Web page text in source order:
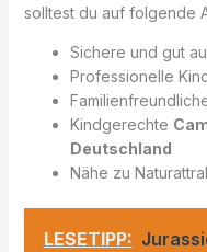
solltest du auf folgende
Sichere und gut
Professionelle
Kindgerechte
Deutschland
Nähe zu
LESETIPP: